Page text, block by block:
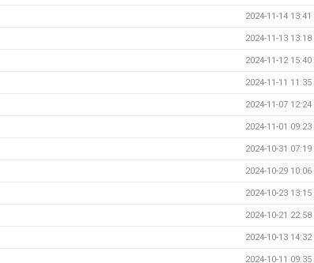
2024-11-14 13:41
2024-11-13 13:18
2024-11-12 15:40
2024-11-11 11:35
2024-11-07 12:24
2024-11-01 09:23
2024-10-31 07:19
2024-10-29 10:06
2024-10-23 13:15
2024-10-21 22:58
2024-10-13 14:32
2024-10-11 09:35